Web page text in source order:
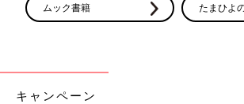
タバタ育児日記#68］
ムック書籍 たまひよ
キャンペーン